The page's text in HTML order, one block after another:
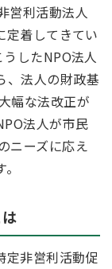
営利活動法人
定着してきてい
したNPO法人
、法人の財政基
幅な法改正が
法人が市民
ニーズに応え
定非営利活動促